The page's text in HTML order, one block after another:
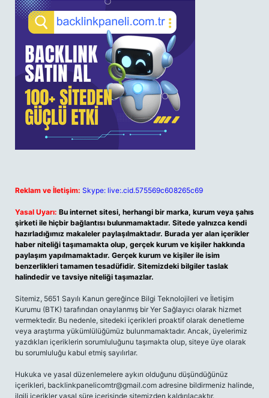
Reklam ve İletişim: Skype: live:.cid.575569c608265c69
Yasal Uyarı: Bu internet sitesi, herhangi bir marka, kurum veya şahıs
şirketi ile hiçbir bağlantısı bulunmamaktadır. Sitede yalnızca kendi
hazırladığımız makaleler paylaşılmaktadır. Burada yer alan içerikler
haber niteliği taşımamakta olup, gerçek kurum ve kişiler hakkında
paylaşım yapılmamaktadır. Gerçek kurum ve kişiler ile isim
benzerlikleri tamamen tesadüfidir. Sitemizdeki bilgiler taslak
halindedir ve tavsiye niteliği taşımazlar.
Sitemiz, 5651 Sayılı Kanun gereğince Bilgi Teknolojileri ve İletişim
Kurumu (BTK) tarafından onaylanmış bir Yer Sağlayıcı olarak hizmet
vermektedir. Bu nedenle, sitedeki içerikleri proaktif olarak denetleme
veya araştırma yükümlülüğümüz bulunmamaktadır. Ancak, üyelerimiz
yazdıkları içeriklerin sorumluluğunu taşımakta olup, siteye üye olarak
bu sorumluluğu kabul etmiş sayılırlar.
Hukuka ve yasal düzenlemelere aykırı olduğunu düşündüğünüz
içerikleri, backlinkpanelicomtr@gmail.com adresine bildirmeniz halinde,
ilgili içerikler yasal süre içerisinde sitemizden kaldırılacaktır.